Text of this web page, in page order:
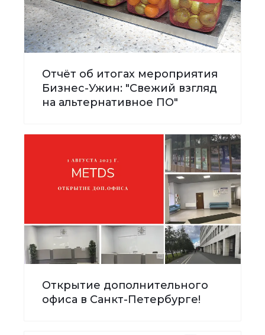
Отчёт об итогах мероприятия
Бизнес-Ужин: "Свежий взгляд
на альтернативное ПО"
Открытие дополнительного
офиса в Санкт-Петербурге!